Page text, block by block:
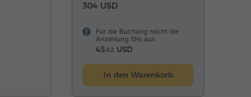
304 USD
Für die Buchung reicht die
Anzahlung 15% aus:
45.62 USD
In den Warenkorb